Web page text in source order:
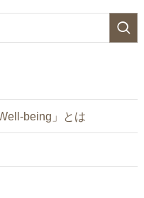
being」とは